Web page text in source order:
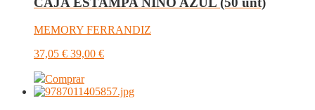
MEMORY FERRANDIZ
37,05 € 39,00 €
Comprar